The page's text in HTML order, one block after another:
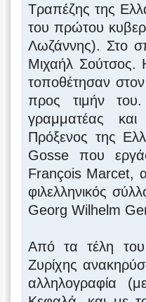
Τραπέζης της
του πρώτου
Λωζάννης). Στο
Μιχαήλ Σούτσος.
τοποθέτησαν
προς τιμήν
γραμματέας
Πρόξενος της
Gosse που
François Marcet,
φιλελληνικός
Georg Wilhelm
Από τα τέλη
Ζυρίχης
αλληλογραφία